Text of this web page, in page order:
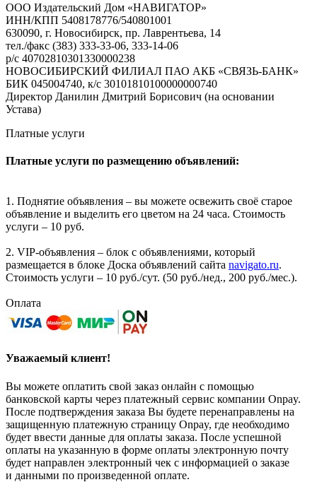
ООО Издательский Дом «НАВИГАТОР»
ИНН/КПП 5408178776/540801001
630090, г. Новосибирск, пр. Лаврентьева, 14
тел./факс (383) 333-33-06, 333-14-06
р/с 40702810301330000238
НОВОСИБИРСКИЙ ФИЛИАЛ ПАО АКБ «СВЯЗЬ-БАНК»
БИК 045004740, к/с 30101810100000000740
Директор Данилин Дмитрий Борисович (на основании
Устава)
Платные услуги
Платные услуги по размещению объявлений:
1. Поднятие объявления – вы можете освежить своё старое
объявление и выделить его цветом на 24 часа. Стоимость
услуги – 10 руб.
2. VIP-объявления – блок с объявлениями, который
размещается в блоке Доска объявлений сайта navigato.ru.
Стоимость услуги – 10 руб./сут. (50 руб./нед., 200 руб./мес.).
Оплата
Уважаемый клиент!
Вы можете оплатить свой заказ онлайн с помощью
банковской карты через платежный сервис компании Onpay.
После подтверждения заказа Вы будете перенаправлены на
защищенную платежную страницу Onpay, где необходимо
будет ввести данные для оплаты заказа. После успешной
оплаты на указанную в форме оплаты электронную почту
будет направлен электронный чек с информацией о заказе
и данными по произведенной оплате.